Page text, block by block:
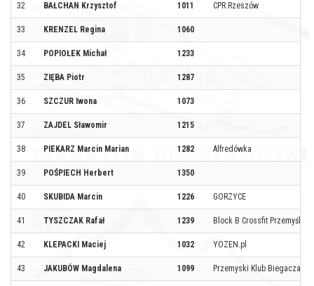
32 BAŁCHAN Krzysztof 1011 CPR Rzeszów
33 KRENZEL Regina 1060
34 POPIOŁEK Michał 1233
35 ZIĘBA Piotr 1287
36 SZCZUR Iwona 1073
37 ZAJDEL Sławomir 1215
38 PIEKARZ Marcin Marian 1282 Alfredówka
39 POŚPIECH Herbert 1350
40 SKUBIDA Marcin 1226 GORZYCE
41 TYSZCZAK Rafał 1239 Block B Crossfit Przemyśl
42 KLEPACKI Maciej 1032 YOZEN.pl
43 JAKUBÓW Magdalena 1099 Przemyski Klub Biegacza